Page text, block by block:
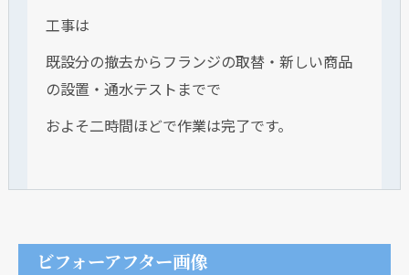
工事は
既設分の撤去からフランジの取替・新しい商品
の設置・通水テストまでで
およそ二時間ほどで作業は完了です。
ビフォーアフター画像